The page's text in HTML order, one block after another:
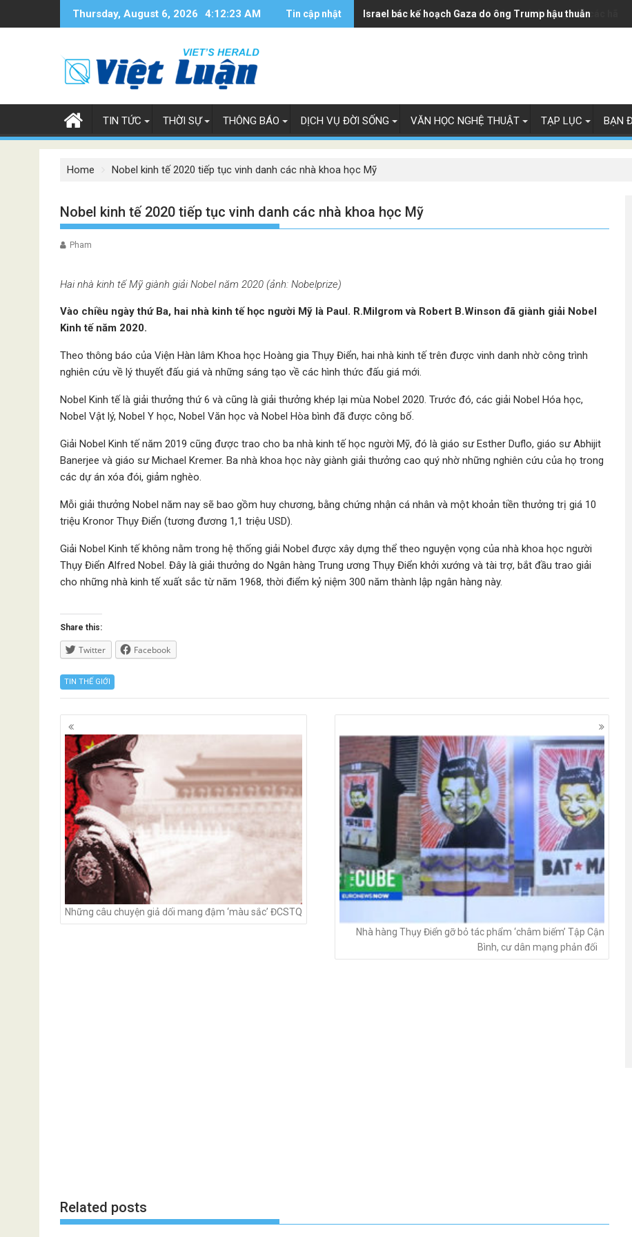
Thursday, August 6, 2026 4:12:23 AM Tin cập nhật Trung Quốc - từ mỏ vàng trở thành gánh nặng của các hãng
Israel bác kế hoạch Gaza do ông Trump hậu thuẫn
TIN TỨC THỜI SỰ THÔNG BÁO DỊCH VỤ ĐỜI SỐNG VĂN HỌC NGHỆ THUẬT TẠP LỤC BẠN
Home Nobel kinh tế 2020 tiếp tục vinh danh các nhà khoa học Mỹ
Nobel kinh tế 2020 tiếp tục vinh danh các nhà khoa học Mỹ
Pham
Hai nhà kinh tế Mỹ giành giải Nobel năm 2020 (ảnh: Nobelprize)
Vào chiều ngày thứ Ba, hai nhà kinh tế học người Mỹ là Paul. R.Milgrom và Robert B.Winson đã giành giải Nobel
Kinh tế năm 2020.
Theo thông báo của Viện Hàn lâm Khoa học Hoàng gia Thụy Điển, hai nhà kinh tế trên được vinh danh nhờ công trình
nghiên cứu về lý thuyết đấu giá và những sáng tạo về các hình thức đấu giá mới.
Nobel Kinh tế là giải thưởng thứ 6 và cũng là giải thưởng khép lại mùa Nobel 2020. Trước đó, các giải Nobel Hóa học,
Nobel Vật lý, Nobel Y học, Nobel Văn học và Nobel Hòa bình đã được công bố.
Giải Nobel Kinh tế năm 2019 cũng được trao cho ba nhà kinh tế học người Mỹ, đó là giáo sư Esther Duflo, giáo sư Abhijit
Banerjee và giáo sư Michael Kremer. Ba nhà khoa học này giành giải thưởng cao quý nhờ những nghiên cứu của họ trong
các dự án xóa đói, giảm nghèo.
Mỗi giải thưởng Nobel năm nay sẽ bao gồm huy chương, bằng chứng nhận cá nhân và một khoản tiền thưởng trị giá 10
triệu Kronor Thụy Điển (tương đương 1,1 triệu USD).
Giải Nobel Kinh tế không nằm trong hệ thống giải Nobel được xây dựng thể theo nguyện vọng của nhà khoa học người
Thụy Điển Alfred Nobel. Đây là giải thưởng do Ngân hàng Trung ương Thụy Điển khởi xướng và tài trợ, bắt đầu trao giải
cho những nhà kinh tế xuất sắc từ năm 1968, thời điểm kỷ niệm 300 năm thành lập ngân hàng này.
Share this:
Twitter Facebook
TIN THẾ GIỚI
Posts
navigation
Những câu chuyện giả dối mang đậm ‘màu sắc’ ĐCSTQ
Nhà hàng Thụy Điển gỡ bỏ tác phẩm ‘châm biếm’ Tập Cận
Bình, cư dân mạng phản đối
Related posts